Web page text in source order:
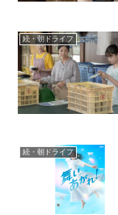
続・朝ドライフ
続・朝ドライフ